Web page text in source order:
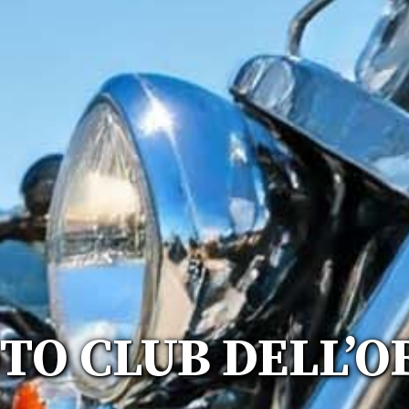
CLUB